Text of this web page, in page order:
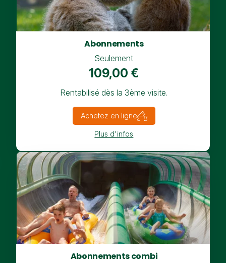
Abonnements
Seulement
109,00 €
Rentabilisé dès la 3ème visite.
Achetez en ligne
Plus d'infos
Abonnements combi